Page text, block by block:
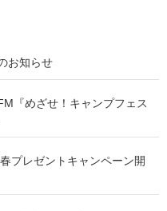
お知らせ
『めざせ！キャンプフェス
プレゼントキャンペーン開